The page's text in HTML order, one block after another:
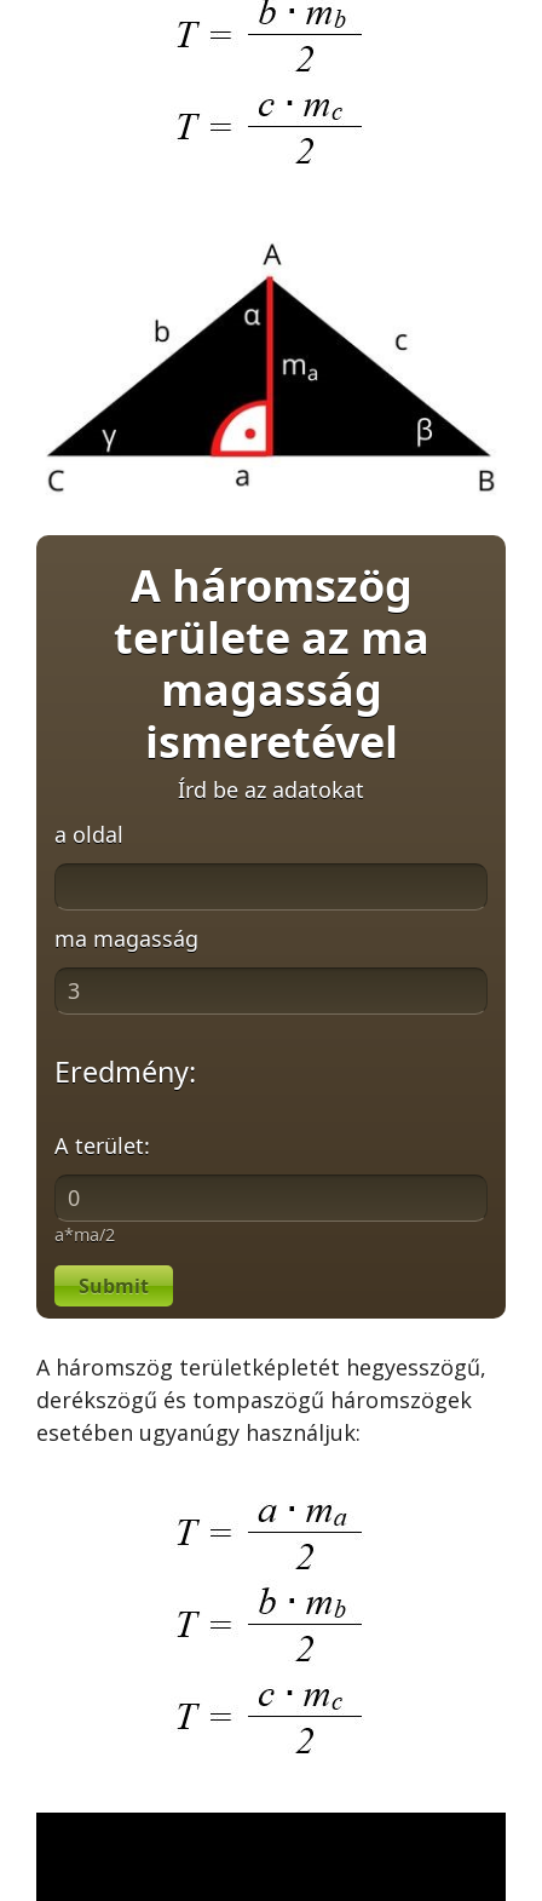
A háromszög
területe az ma
magasság
ismeretével
Írd be az adatokat
a oldal
ma magasság
Eredmény:
A terület:
a*ma/2
Submit
A háromszög területképletét hegyesszögű,
derékszögű és tompaszögű háromszögek
esetében ugyanúgy használjuk: